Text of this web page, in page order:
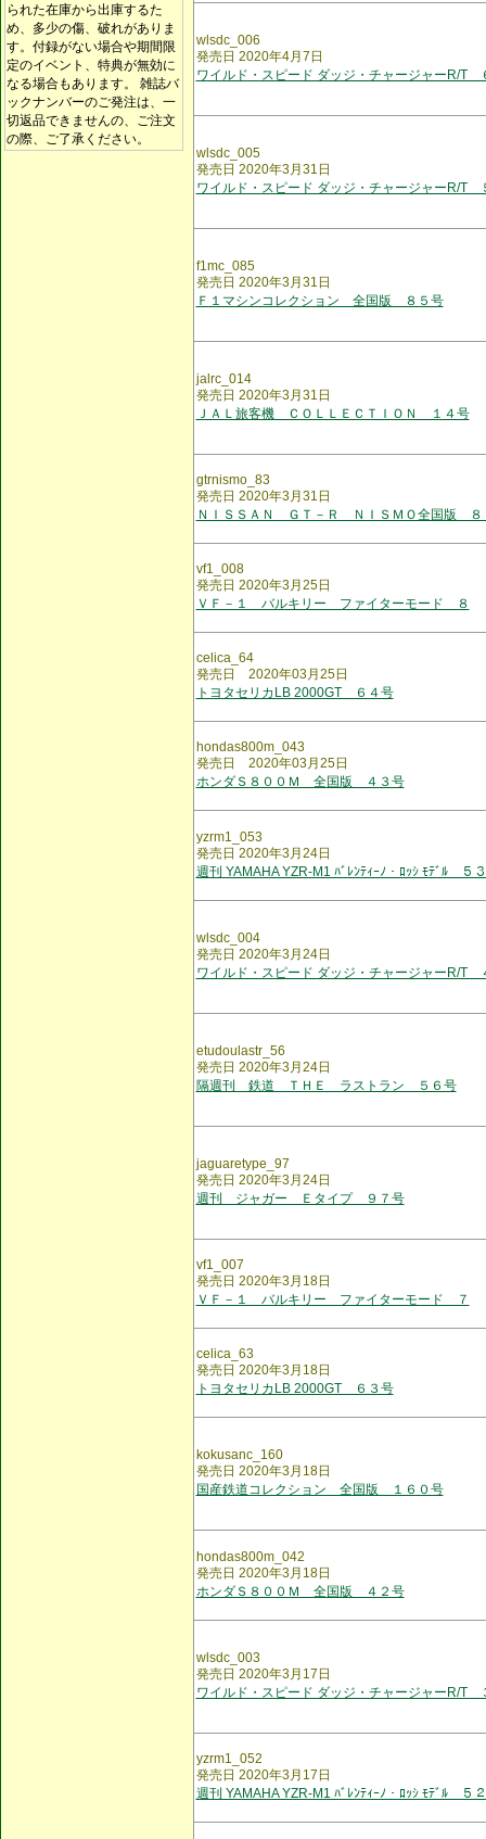
られた在庫から出庫するた
め、多少の傷、破れがありま
す。付録がない場合や期間限
定のイベント、特典が無効に
なる場合もあります。 雑誌バ
ックナンバーのご発注は、一
切返品できませんの、ご注文
の際、ご了承ください。
wlsdc_006
発売日 2020年4月7日
ワイルド・スピード ダッジ・チャージャーR/T
wlsdc_005
発売日 2020年3月31日
ワイルド・スピード ダッジ・チャージャーR/T
f1mc_085
発売日 2020年3月31日
Ｆ１マシンコレクション 全国版 ８５号
jalrc_014
発売日 2020年3月31日
ＪＡＬ旅客機 ＣＯＬＬＥＣＴＩＯＮ １４号
gtrnismo_83
発売日 2020年3月31日
ＮＩＳＳＡＮ ＧＴ－Ｒ ＮＩＳＭＯ全国版 ８
vf1_008
発売日 2020年3月25日
ＶＦ－１ バルキリー ファイターモード ８
celica_64
発売日 2020年03月25日
トヨタセリカLB 2000GT ６４号
hondas800m_043
発売日 2020年03月25日
ホンダＳ８００Ｍ 全国版 ４３号
yzrm1_053
発売日 2020年3月24日
週刊 YAMAHA YZR-M1 ﾊﾞﾚﾝﾃｨｰﾉ・ﾛｯｼ ﾓﾃﾞﾙ ５３
wlsdc_004
発売日 2020年3月24日
ワイルド・スピード ダッジ・チャージャーR/T
etudoulastr_56
発売日 2020年3月24日
隔週刊 鉄道 ＴＨＥ ラストラン ５６号
jaguaretype_97
発売日 2020年3月24日
週刊 ジャガー Ｅタイプ ９７号
vf1_007
発売日 2020年3月18日
ＶＦ－１ バルキリー ファイターモード ７
celica_63
発売日 2020年3月18日
トヨタセリカLB 2000GT ６３号
kokusanc_160
発売日 2020年3月18日
国産鉄道コレクション 全国版 １６０号
hondas800m_042
発売日 2020年3月18日
ホンダＳ８００Ｍ 全国版 ４２号
wlsdc_003
発売日 2020年3月17日
ワイルド・スピード ダッジ・チャージャーR/T
yzrm1_052
発売日 2020年3月17日
週刊 YAMAHA YZR-M1 ﾊﾞﾚﾝﾃｨｰﾉ・ﾛｯｼ ﾓﾃﾞﾙ ５２